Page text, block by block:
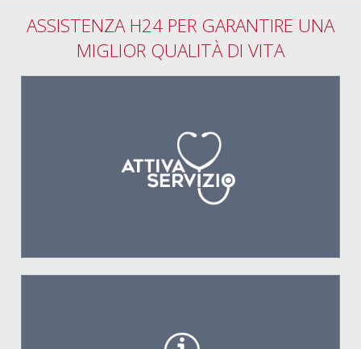
ASSISTENZA H24 PER GARANTIRE UNA
MIGLIOR QUALITÀ DI VITA